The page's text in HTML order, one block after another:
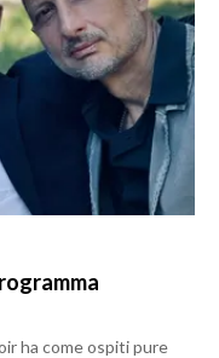
ha come ospiti pure